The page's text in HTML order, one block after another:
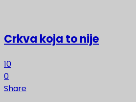
Crkva koja to nije
10
0
Share